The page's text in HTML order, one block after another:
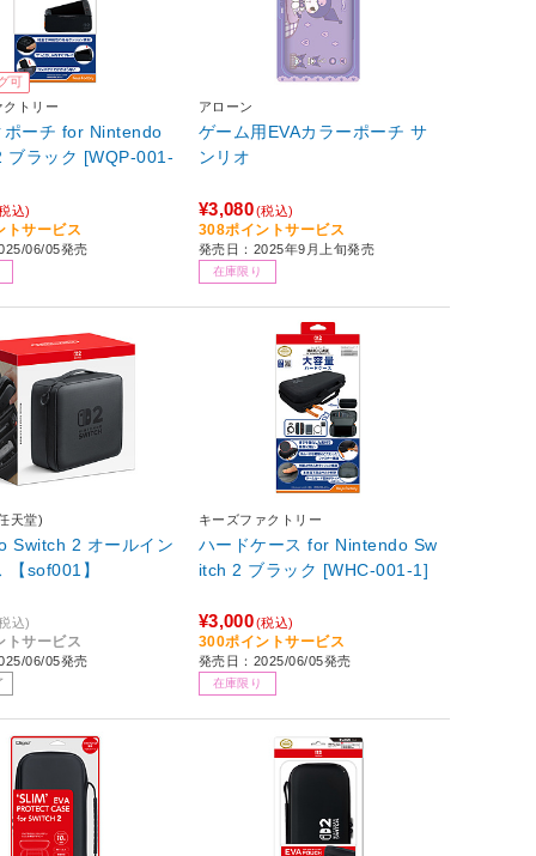
可
クトリー
ポーチ for Nintendo
ブラック [WQP-001-
込)
トサービス
06/05発売
アローン
ゲーム用EVAカラーポーチ サ
ンリオ
¥3,080(税込)
308ポイントサービス
発売日：2025年9月上旬発売
在庫限り
天堂)
Switch 2 オールイン
【sof001】
込)
トサービス
06/05発売
キーズファクトリー
ハードケース for Nintendo Sw
itch 2 ブラック [WHC-001-1]
¥3,000(税込)
300ポイントサービス
発売日：2025/06/05発売
在庫限り